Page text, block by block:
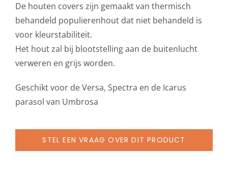
deksel
in
hout
Thermo
Poplar
(zonder
tegels)
De houten covers zijn gemaakt van thermisch
behandeld populierenhout dat niet behandeld is
voor kleurstabiliteit.
Het hout zal bij blootstelling aan de buitenlucht
verweren en grijs worden.
Geschikt voor de Versa, Spectra en de Icarus
parasol van Umbrosa
STEL EEN VRAAG OVER DIT PRODUCT